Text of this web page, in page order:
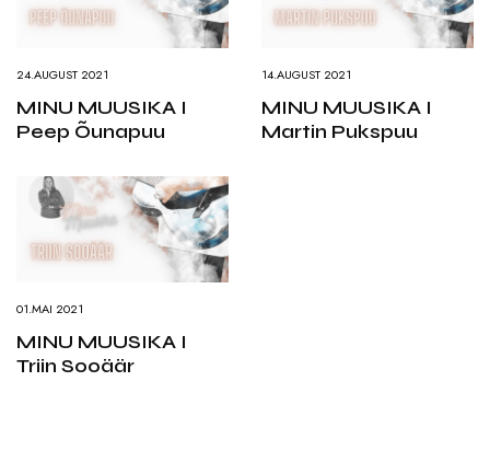
24.AUGUST 2021
MINU MUUSIKA I
Peep Õunapuu
14.AUGUST 2021
MINU MUUSIKA I
Martin Pukspuu
01.MAI 2021
MINU MUUSIKA I
Triin Sooäär